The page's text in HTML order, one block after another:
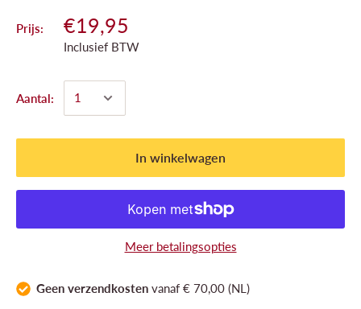
Prijs: €19,95
Inclusief BTW
Aantal:
In winkelwagen
Meer betalingsopties
Geen verzendkosten vanaf € 70,00 (NL)